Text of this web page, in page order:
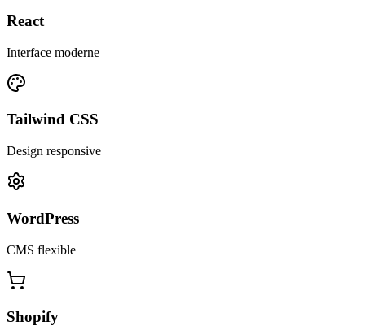
React
Interface moderne
Tailwind CSS
Design responsive
WordPress
CMS flexible
Shopify